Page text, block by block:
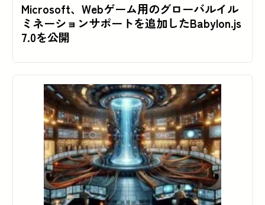
Microsoft、Webゲーム用のグローバルイル
ミネーションサポートを追加したBabylon.js
7.0を公開